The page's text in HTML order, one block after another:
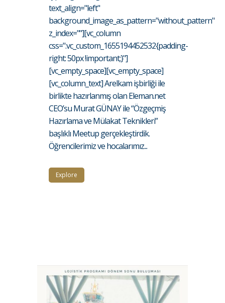
text_align="left"
background_image_as_pattern="without_pattern"
z_index=""][vc_column
css=".vc_custom_1655194452532{padding-
right: 50px !important;}"]
[vc_empty_space][vc_empty_space]
[vc_column_text] Arelkam işbirliği ile
birlikte hazırlanmış olan Eleman.net
CEO’su Murat GÜNAY ile “Özgeçmiş
Hazırlama ve Mülakat Teknikleri”
başlıklı Meetup gerçekleştirdik.
Öğrencilerimiz ve hocalarımız...
Explore